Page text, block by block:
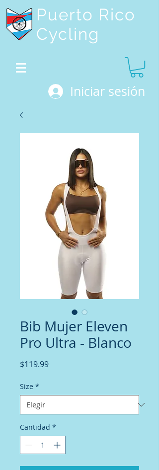
Puerto Rico
Cycling
Iniciar sesión
Bib Mujer Eleven
Pro Ultra - Blanco
$119.99Precio
Size *
Cantidad *